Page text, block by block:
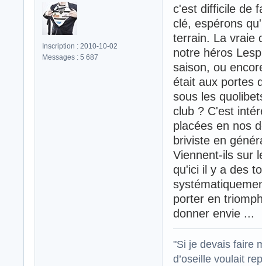
Inscription : 2010-10-02
Messages : 5 687
c'est difficile de
clé, espérons
terrain. La vraie
notre héros
saison, ou
était aux portes
sous les
club ? C'est
placées en nos
briviste en
Viennent-ils sur
qu'ici il y a des
porter en
donner envie ...
"Si je devais faire
d’oseille voulait